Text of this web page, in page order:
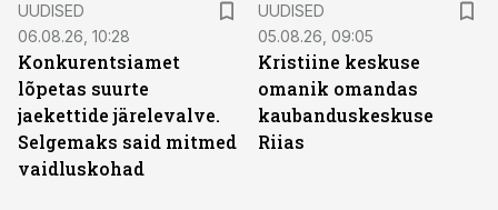
UUDISED
06.08.26, 10:28
Konkurentsiamet
lõpetas suurte
jaekettide järelevalve.
Selgemaks said mitmed
vaidluskohad
UUDISED
05.08.26, 09:05
Kristiine keskuse
omanik omandas
kaubanduskeskuse
Riias